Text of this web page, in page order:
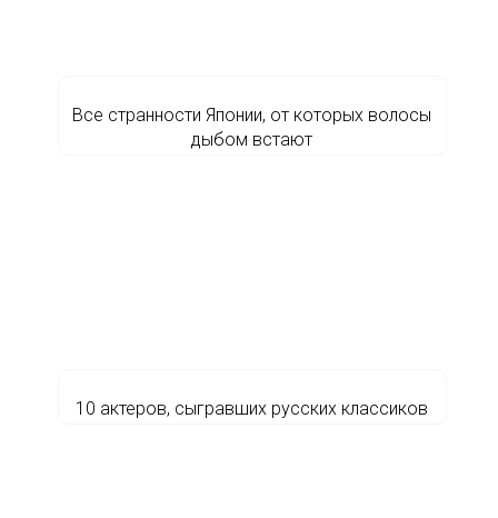
Все странности Японии, от которых волосы
дыбом встают
10 актеров, сыгравших русских классиков